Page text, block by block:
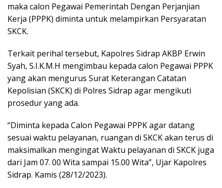
maka calon Pegawai Pemerintah Dengan Perjanjian
Kerja (PPPK) diminta untuk melampirkan Persyaratan
SKCK.
Terkait perihal tersebut, Kapolres Sidrap AKBP Erwin
Syah, S.I.K.M.H mengimbau kepada calon Pegawai PPPK
yang akan mengurus Surat Keterangan Catatan
Kepolisian (SKCK) di Polres Sidrap agar mengikuti
prosedur yang ada.
“Diminta kepada Calon Pegawai PPPK agar datang
sesuai waktu pelayanan, ruangan di SKCK akan terus di
maksimalkan mengingat Waktu pelayanan di SKCK juga
dari Jam 07. 00 Wita sampai 15.00 Wita”, Ujar Kapolres
Sidrap. Kamis (28/12/2023).